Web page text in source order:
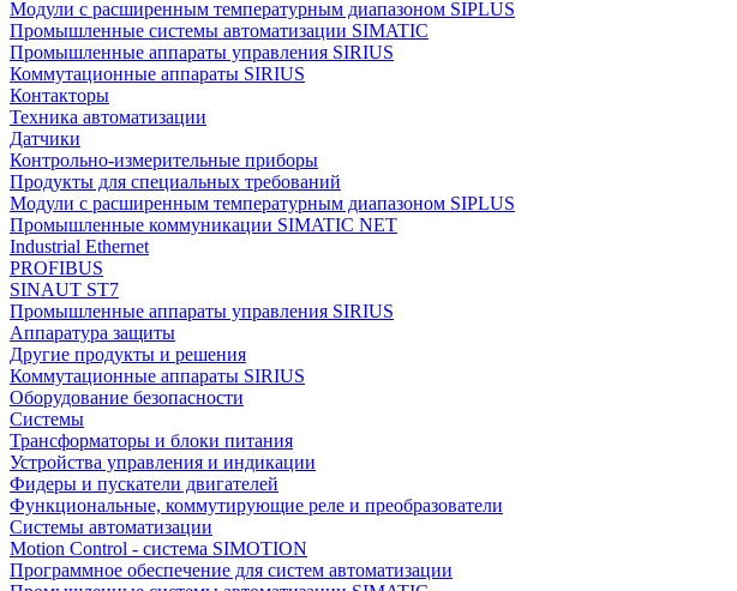
Модули с расширенным температурным диапазоном SIPLUS
Промышленные системы автоматизации SIMATIC
Промышленные аппараты управления SIRIUS
Коммутационные аппараты SIRIUS
Контакторы
Техника автоматизации
Датчики
Контрольно-измерительные приборы
Продукты для специальных требований
Модули с расширенным температурным диапазоном SIPLUS
Промышленные коммуникации SIMATIC NET
Industrial Ethernet
PROFIBUS
SINAUT ST7
Промышленные аппараты управления SIRIUS
Аппаратура защиты
Другие продукты и решения
Коммутационные аппараты SIRIUS
Оборудование безопасности
Системы
Трансформаторы и блоки питания
Устройства управления и индикации
Фидеры и пускатели двигателей
Функциональные, коммутирующие реле и преобразователи
Системы автоматизации
Motion Control - система SIMOTION
Программное обеспечение для систем автоматизации